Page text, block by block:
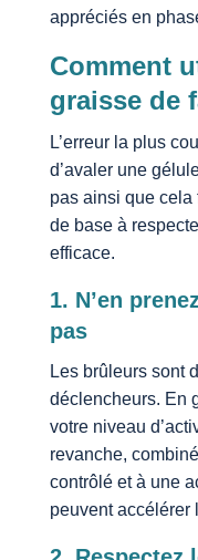
appréciés en
Comment
graisse de
L’erreur la plus
d’avaler une
pas ainsi que
de base à
efficace.
1. N’en
pas
Les brûleurs sont
déclencheurs. En
votre niveau
revanche,
contrôlé et à une
peuvent accélérer